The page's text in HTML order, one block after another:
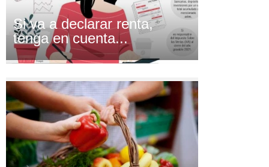
Si va a declarar renta,
tenga en cuenta...